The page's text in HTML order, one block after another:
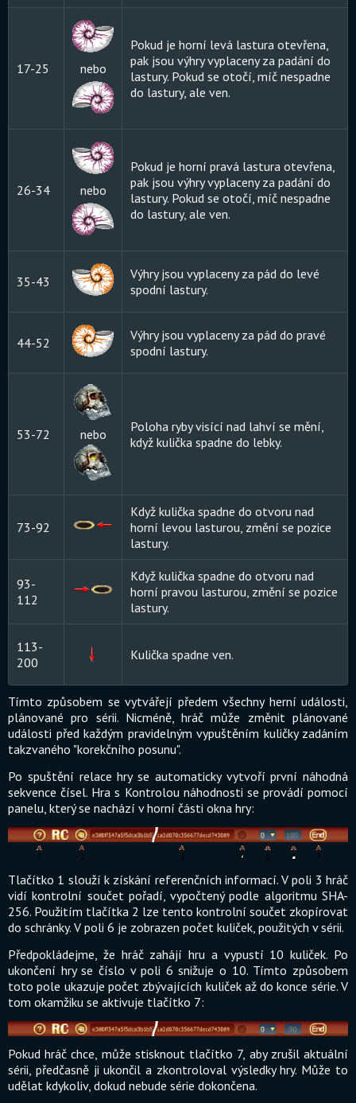
17-25 nebo
Pokud je horní levá lastura otevřena,
pak jsou výhry vyplaceny za padání do
lastury. Pokud se otočí, míč nespadne
do lastury, ale ven.
26-34 nebo
Pokud je horní pravá lastura otevřena,
pak jsou výhry vyplaceny za padání do
lastury. Pokud se otočí, míč nespadne
do lastury, ale ven.
35-43
Výhry jsou vyplaceny za pád do levé
spodní lastury.
44-52
Výhry jsou vyplaceny za pád do pravé
spodní lastury.
53-72 nebo
Poloha ryby visící nad lahví se mění,
když kulička spadne do lebky.
73-92
Když kulička spadne do otvoru nad
horní levou lasturou, změní se pozice
lastury.
93-
112
Když kulička spadne do otvoru nad
horní pravou lasturou, změní se pozice
lastury.
113-
200
Kulička spadne ven.
Tímto způsobem se vytvářejí předem všechny herní události,
plánované pro sérii. Nicméně, hráč může změnit plánované
události před každým pravidelným vypuštěním kuličky zadáním
takzvaného "korekčního posunu".
Po spuštění relace hry se automaticky vytvoří první náhodná
sekvence čísel. Hra s Kontrolou náhodnosti se provádí pomocí
panelu, který se nachází v horní části okna hry:
Tlačítko 1 slouží k získání referenčních informací. V poli 3 hráč
vidí kontrolní součet pořadí, vypočtený podle algoritmu SHA-
256. Použitím tlačítka 2 lze tento kontrolní součet zkopírovat
do schránky. V poli 6 je zobrazen počet kuliček, použitých v sérii.
Předpokládejme, že hráč zahájí hru a vypustí 10 kuliček. Po
ukončení hry se číslo v poli 6 snižuje o 10. Tímto způsobem
toto pole ukazuje počet zbývajících kuliček až do konce série. V
tom okamžiku se aktivuje tlačítko 7:
Pokud hráč chce, může stisknout tlačítko 7, aby zrušil aktuální
sérii, předčasně ji ukončil a zkontroloval výsledky hry. Může to
udělat kdykoliv, dokud nebude série dokončena.